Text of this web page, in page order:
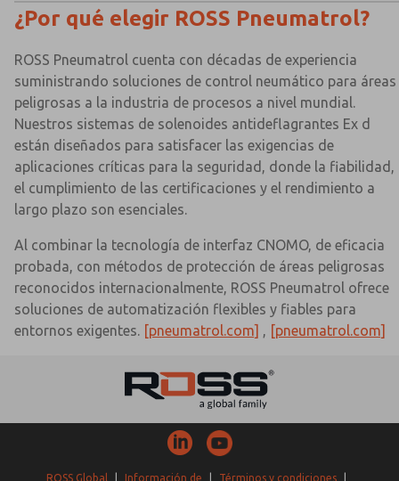
¿Por qué elegir ROSS Pneumatrol?
ROSS Pneumatrol cuenta con décadas de experiencia
suministrando soluciones de control neumático para áreas
peligrosas a la industria de procesos a nivel mundial.
Nuestros sistemas de solenoides antideflagrantes Ex d
están diseñados para satisfacer las exigencias de
aplicaciones críticas para la seguridad, donde la fiabilidad,
el cumplimiento de las certificaciones y el rendimiento a
largo plazo son esenciales.
Al combinar la tecnología de interfaz CNOMO, de eficacia
probada, con métodos de protección de áreas peligrosas
reconocidos internacionalmente, ROSS Pneumatrol ofrece
soluciones de automatización flexibles y fiables para
entornos exigentes. [pneumatrol.com] , [pneumatrol.com]
ROSS Global Información de Términos y condiciones